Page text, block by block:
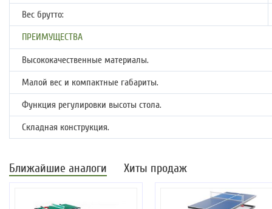
Вес брутто:
ПРЕИМУЩЕСТВА
Высококачественные материалы.
Малой вес и компактные габариты.
Функция регулировки высоты стола.
Складная конструкция.
Ближайшие аналоги Хиты продаж